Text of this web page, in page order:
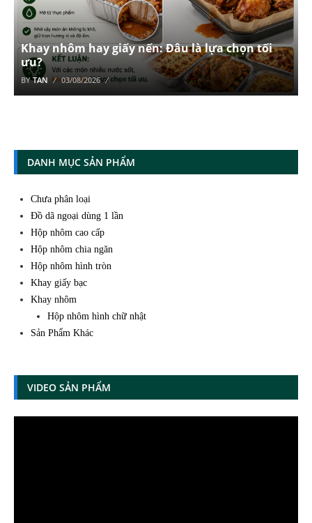
Khay nhôm hay giấy nến: Đâu là lựa chọn tối
ưu?
BYTAN 03/08/2026
DANH MỤC SẢN PHẨM
Chưa phân loại
Đồ dã ngoại dùng 1 lần
Hộp nhôm cao cấp
Hộp nhôm chia ngăn
Hộp nhôm hình tròn
Khay giấy bạc
Khay nhôm
Hộp nhôm hình chữ nhật
Sản Phẩm Khác
VIDEO SẢN PHẨM